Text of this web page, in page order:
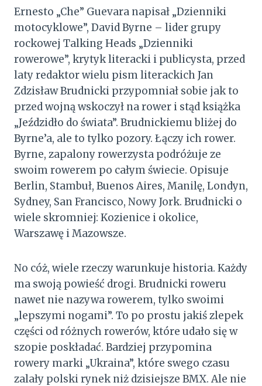
Ernesto „Che” Guevara napisał „Dzienniki
motocyklowe”, David Byrne – lider grupy
rockowej Talking Heads „Dzienniki
rowerowe”, krytyk literacki i publicysta, przed
laty redaktor wielu pism literackich Jan
Zdzisław Brudnicki przypomniał sobie jak to
przed wojną wskoczył na rower i stąd książka
„Jeździdło do świata”. Brudnickiemu bliżej do
Byrne’a, ale to tylko pozory. Łączy ich rower.
Byrne, zapalony rowerzysta podróżuje ze
swoim rowerem po całym świecie. Opisuje
Berlin, Stambuł, Buenos Aires, Manilę, Londyn,
Sydney, San Francisco, Nowy Jork. Brudnicki o
wiele skromniej: Kozienice i okolice,
Warszawę i Mazowsze.
No cóż, wiele rzeczy warunkuje historia. Każdy
ma swoją powieść drogi. Brudnicki roweru
nawet nie nazywa rowerem, tylko swoimi
„lepszymi nogami”. To po prostu jakiś zlepek
części od różnych rowerów, które udało się w
szopie poskładać. Bardziej przypomina
rowery marki „Ukraina”, które swego czasu
zalały polski rynek niż dzisiejsze BMX. Ale nie